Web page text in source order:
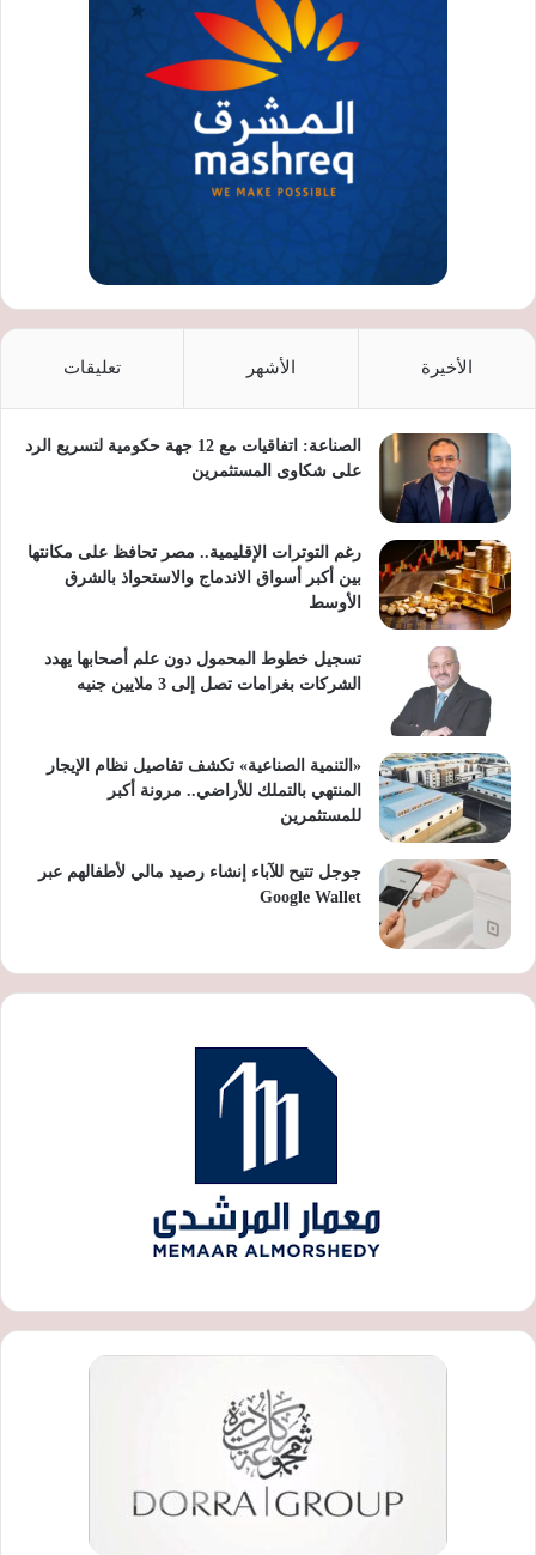
الأخيرة الأشهر تعليقات
الصناعة: اتفاقيات مع 12 جهة حكومية لتسريع الرد
على شكاوى المستثمرين
رغم التوترات الإقليمية.. مصر تحافظ على مكانتها
بين أكبر أسواق الاندماج والاستحواذ بالشرق
الأوسط
تسجيل خطوط المحمول دون علم أصحابها يهدد
الشركات بغرامات تصل إلى 3 ملايين جنيه
«التنمية الصناعية» تكشف تفاصيل نظام الإيجار
المنتهي بالتملك للأراضي.. مرونة أكبر
للمستثمرين
جوجل تتيح للآباء إنشاء رصيد مالي لأطفالهم عبر
Google Wallet